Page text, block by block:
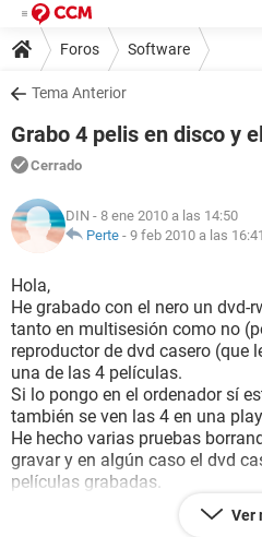
Foros Software
Tema Anterior
Grabo 4 pelis en disco y
Cerrado
DIN - 8 ene 2010 a las 14:50
Perte - 9 feb 2010 a las 16:41
Hola,
He grabado con el nero un
tanto en multisesión como no
reproductor de dvd casero (que
una de las 4 películas.
Si lo pongo en el ordenador sí
también se ven las 4 en una
He hecho varias pruebas
gravar y en algún caso el dvd
películas grabadas.
El nero en ningún momento de
problemas. Es algo muy extraño,
Ver